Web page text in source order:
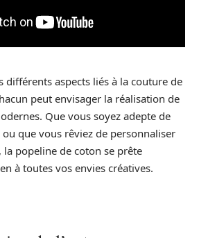
différents aspects liés à la couture de
peut envisager la réalisation de
Que vous soyez adepte de
que vous rêviez de personnaliser
popeline de coton se prête
à toutes vos envies créatives.